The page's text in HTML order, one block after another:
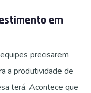
em
precisarem
a produtividade de
terá. Acontece que